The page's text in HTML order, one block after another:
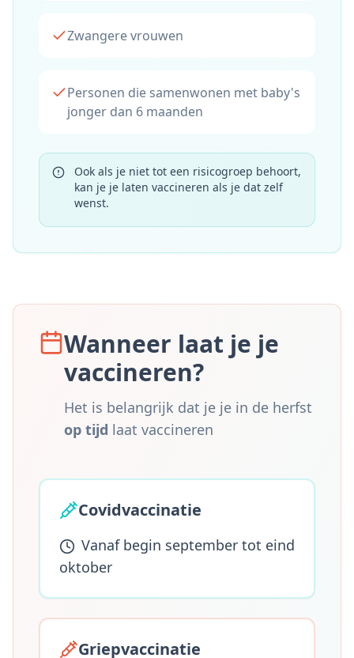
Zwangere vrouwen
Personen die samenwonen met baby's
jonger dan 6 maanden
Ook als je niet tot een risicogroep behoort,
kan je je laten vaccineren als je dat zelf
wenst.
Wanneer laat je je
vaccineren?
Het is belangrijk dat je je in de herfst
op tijd laat vaccineren
Covidvaccinatie
Vanaf begin september tot eind
oktober
Griepvaccinatie